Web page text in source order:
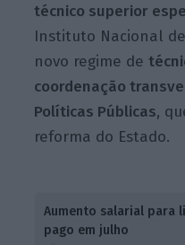
técnico superior
Instituto Nacional
novo regime de
coordenação
Políticas Públicas,
reforma do Estado.
Aumento salarial para
pago em julho